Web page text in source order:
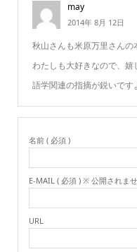
may
2014年 8月 12日
秋山さんも米原万里さんの
わたしも大好きなので、嬉
語学関連の指摘が鋭いです
名前 ( 必須 )
E-MAIL ( 必須 ) ※ 公開されま
URL